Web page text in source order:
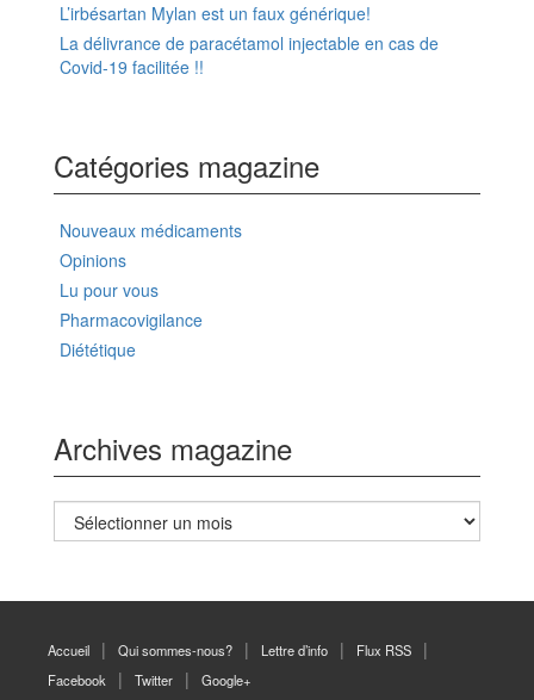
L’irbésartan Mylan est un faux générique!
La délivrance de paracétamol injectable en cas de
Covid-19 facilitée !!
Catégories magazine
Nouveaux médicaments
Opinions
Lu pour vous
Pharmacovigilance
Diététique
Archives magazine
Archives
magazine
Accueil Qui sommes-nous? Lettre d’info
Flux RSS
Facebook
Twitter Google+